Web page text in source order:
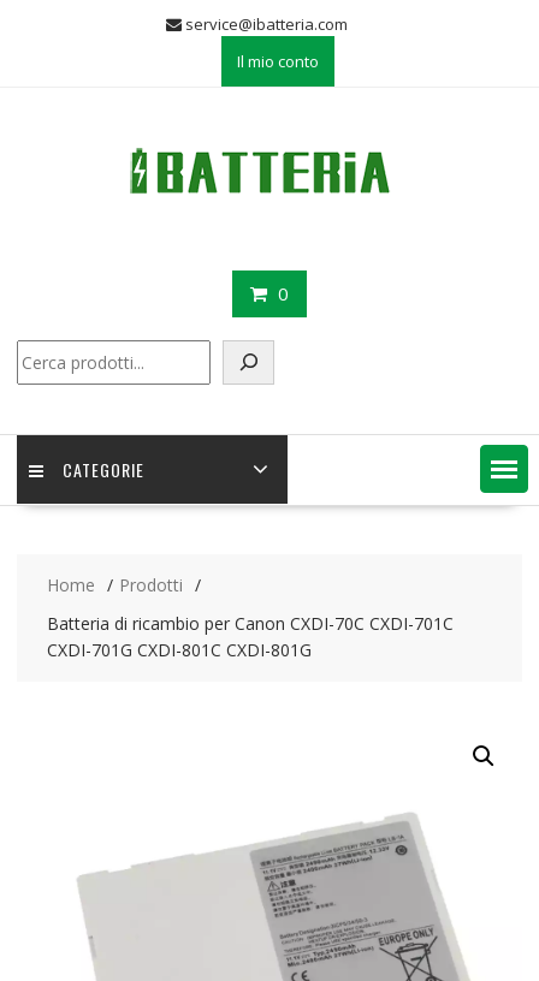
service@ibatteria.com
Il mio conto
0
CATEGORIE
Home
Prodotti
Batteria di ricambio per Canon CXDI-70C CXDI-701C
CXDI-701G CXDI-801C CXDI-801G